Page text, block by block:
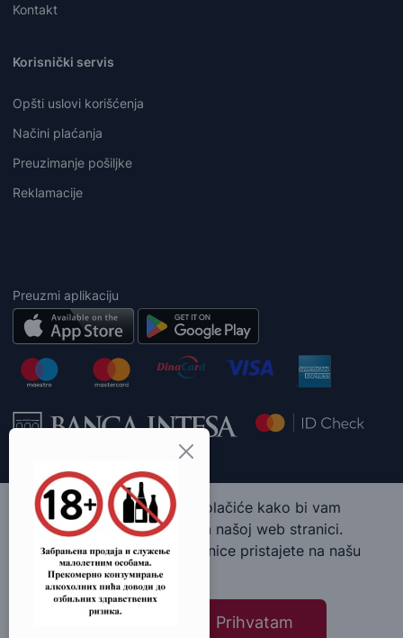
Ova web stranica koristi kolačiće kako bi vam
pružila najbolje iskustvo na našoj web stranici.
Korišćenjem naše web stranice pristajete na našu
upotrebu kolačića.
Pročitaj više Prihvatam
Kontakt
Korisnički servis
Opšti uslovi korišćenja
Načini plaćanja
Preuzimanje pošiljke
Reklamacije
Preuzmi aplikaciju
Molimo te da ne deliš ovaj sadržaj sa maloletnim osobama. Wine
Art Shop © 2026. Sva prava zadržana.